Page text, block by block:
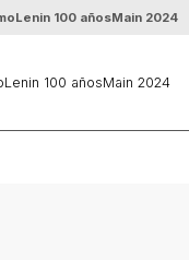
Lenin 100 añosMain 2024
Lenin 100 añosMain 2024